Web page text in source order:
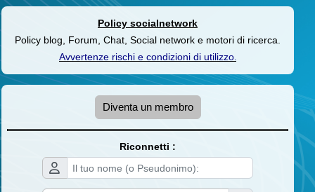
Policy socialnetwork
Policy blog, Forum, Chat, Social network e motori di ricerca.
Avvertenze rischi e condizioni di utilizzo.
Diventa un membro
Riconnetti :